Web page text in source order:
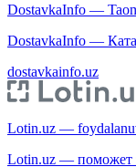
DostavkaInfo —
DostavkaInfo —
dostavkainfo.uz
Lotin.uz —
Lotin.uz — поможет